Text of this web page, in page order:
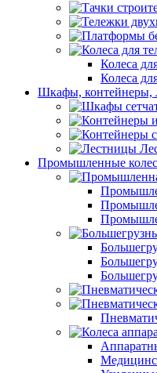
Колеса
Колеса
Шкафы, контейнеры,
Промышленные